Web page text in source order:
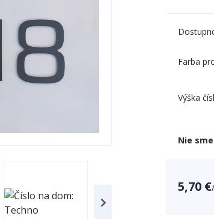
Farba
Výška
Nie
5,70 €/